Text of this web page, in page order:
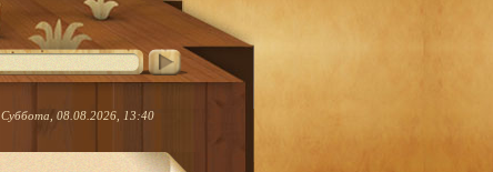
Суббота, 08.08.2026, 13:40